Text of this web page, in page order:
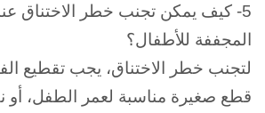
5- كيف يمكن تجنب خطر الاختناق
المجففة للأطفال؟
لتجنب خطر الاختناق، يجب تقطيع
قطع صغيرة مناسبة لعمر الطفل، أو